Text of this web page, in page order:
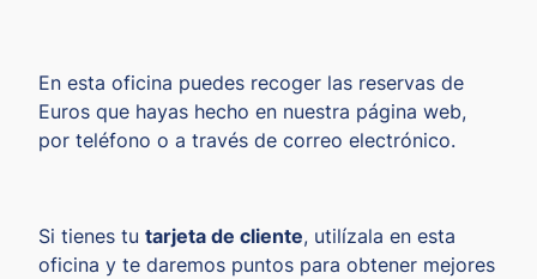
En esta oficina puedes recoger las reservas de
Euros que hayas hecho en nuestra página web,
por teléfono o a través de correo electrónico.
Si tienes tu tarjeta de cliente, utilízala en esta
oficina y te daremos puntos para obtener mejores